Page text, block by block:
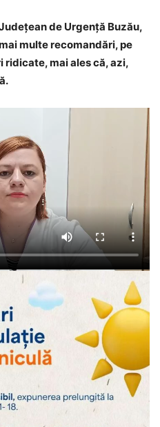
de Urgență Buzău,
multe recomandări, pe
mai ales că, azi,